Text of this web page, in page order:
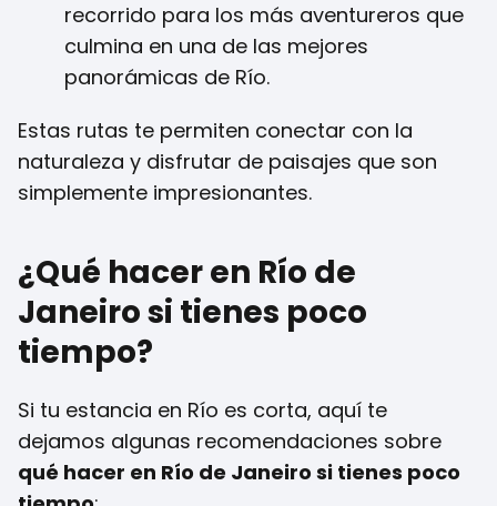
recorrido para los más aventureros que
culmina en una de las mejores
panorámicas de Río.
Estas rutas te permiten conectar con la
naturaleza y disfrutar de paisajes que son
simplemente impresionantes.
¿Qué hacer en Río de
Janeiro si tienes poco
tiempo?
Si tu estancia en Río es corta, aquí te
dejamos algunas recomendaciones sobre
qué hacer en Río de Janeiro si tienes poco